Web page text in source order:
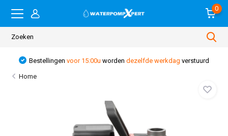
0
Bestellingenvoor 15:00u worden dezelfde werkdag verstuurd
Home